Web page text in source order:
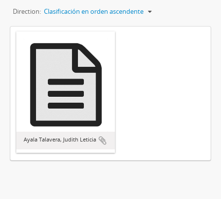
Direction: Clasificación en orden ascendente
Ayala Talavera, Judith Leticia